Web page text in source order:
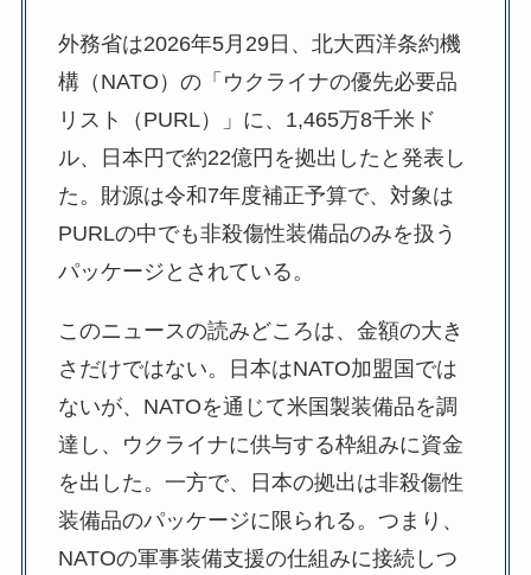
外務省は2026年5月29日、北大西洋条約機
構（NATO）の「ウクライナの優先必要品
リスト（PURL）」に、1,465万8千米ド
ル、日本円で約22億円を拠出したと発表し
た。財源は令和7年度補正予算で、対象は
PURLの中でも非殺傷性装備品のみを扱う
パッケージとされている。
このニュースの読みどころは、金額の大き
さだけではない。日本はNATO加盟国では
ないが、NATOを通じて米国製装備品を調
達し、ウクライナに供与する枠組みに資金
を出した。一方で、日本の拠出は非殺傷性
装備品のパッケージに限られる。つまり、
NATOの軍事装備支援の仕組みに接続しつ